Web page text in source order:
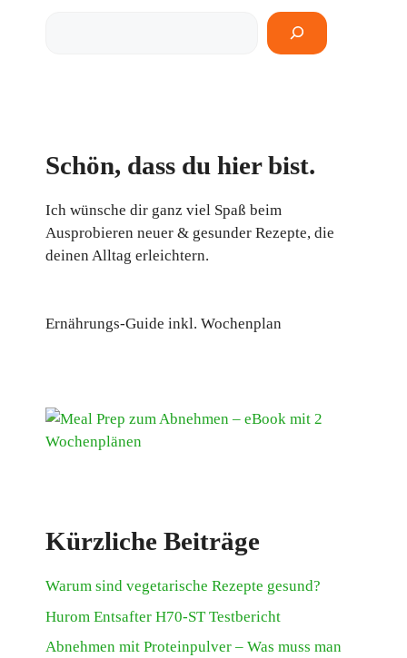
Schön, dass du hier bist.
Ich wünsche dir ganz viel Spaß beim
Ausprobieren neuer & gesunder Rezepte, die
deinen Alltag erleichtern.
Ernährungs-Guide inkl. Wochenplan
Kürzliche Beiträge
Warum sind vegetarische Rezepte gesund?
Hurom Entsafter H70-ST Testbericht
Abnehmen mit Proteinpulver – Was muss man